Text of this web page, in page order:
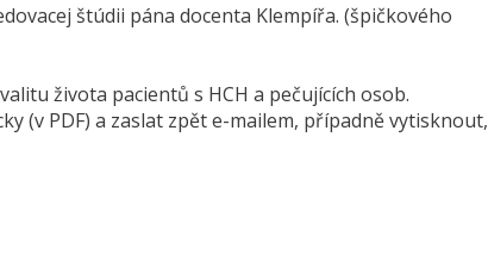
štúdii pána docenta Klempířa. (špičkového
života pacientů s HCH a pečujících osob.
(v PDF) a zaslat zpět e-mailem, případně vytisknout,